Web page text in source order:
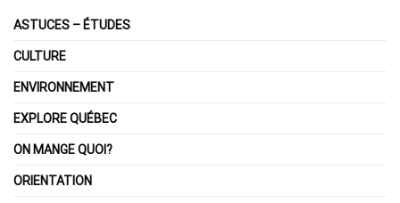
ASTUCES – ÉTUDES
CULTURE
ENVIRONNEMENT
EXPLORE QUÉBEC
ON MANGE QUOI?
ORIENTATION